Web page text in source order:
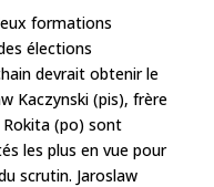
formations
élections
devrait obtenir le
Kaczynski (pis), frère
Rokita (po) sont
les plus en vue pour
scrutin. Jaroslaw